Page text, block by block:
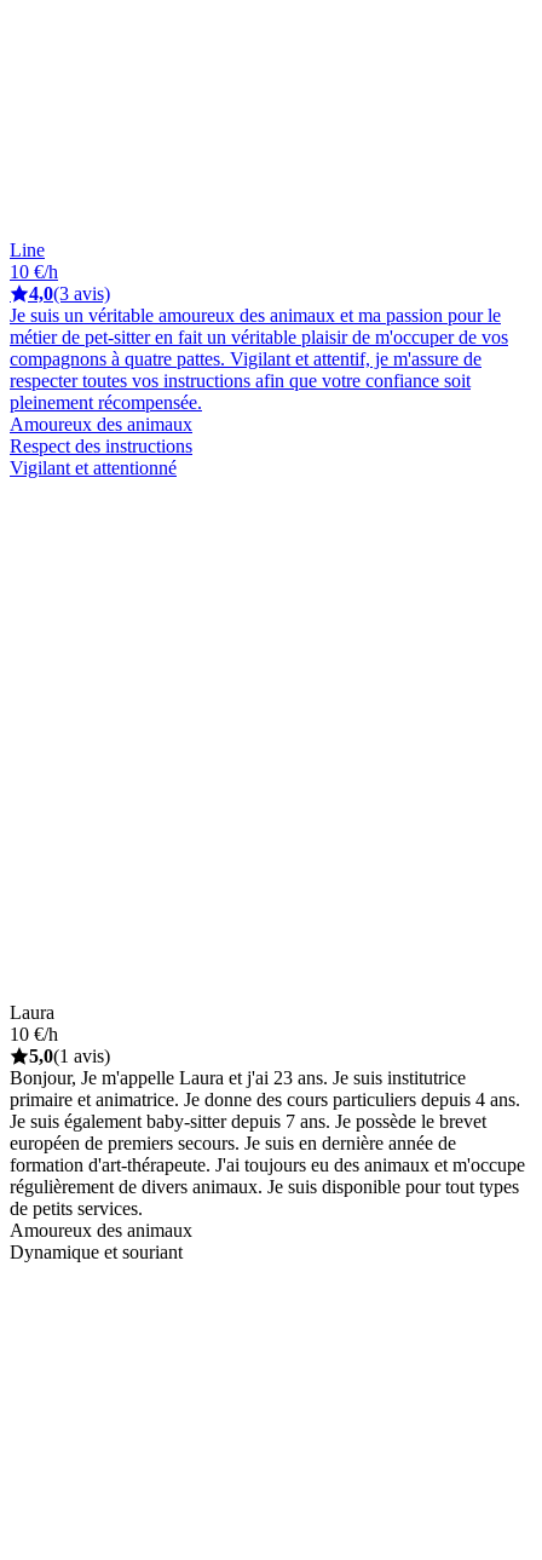
Line
10 €/h
4,0(3 avis)
Je suis un véritable amoureux des animaux et ma passion pour le
métier de pet-sitter en fait un véritable plaisir de m'occuper de vos
compagnons à quatre pattes. Vigilant et attentif, je m'assure de
respecter toutes vos instructions afin que votre confiance soit
pleinement récompensée.
Amoureux des animaux
Respect des instructions
Vigilant et attentionné
Laura
10 €/h
5,0(1 avis)
Bonjour, Je m'appelle Laura et j'ai 23 ans. Je suis institutrice
primaire et animatrice. Je donne des cours particuliers depuis 4 ans.
Je suis également baby-sitter depuis 7 ans. Je possède le brevet
européen de premiers secours. Je suis en dernière année de
formation d'art-thérapeute. J'ai toujours eu des animaux et m'occupe
régulièrement de divers animaux. Je suis disponible pour tout types
de petits services.
Amoureux des animaux
Dynamique et souriant